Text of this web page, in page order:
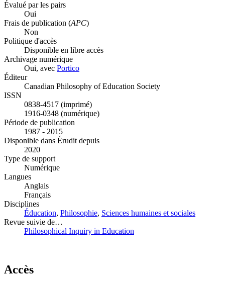
Évalué par les pairs
Oui
Frais de publication (APC)
Non
Politique d'accès
Disponible en libre accès
Archivage numérique
Oui, avec Portico
Éditeur
Canadian Philosophy of Education Society
ISSN
0838-4517 (imprimé)
1916-0348 (numérique)
Période de publication
1987 - 2015
Disponible dans Érudit depuis
2020
Type de support
Numérique
Langues
Anglais
Français
Disciplines
Éducation, Philosophie, Sciences humaines et sociales
Revue suivie de…
Philosophical Inquiry in Education
Accès